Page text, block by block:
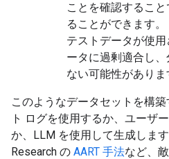
ことを確認するこ
ることができます
テストデータが使
ータに過剰適合し
ない可能性がありま
このようなデータセットを構
ト ログを使用するか、ユーザ
か、LLM を使用して生成しま
Research の AART 手法など、